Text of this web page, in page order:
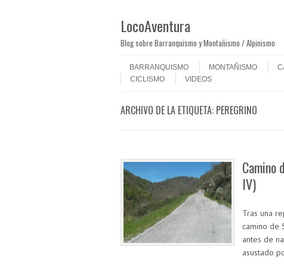
LocoAventura
Blog sobre Barranquismo y Montañismo / Alpinismo
Menú
BARRANQUISMO
MONTAÑISMO
CICLISMO
VIDEOS
ARCHIVO DE LA ETIQUETA: PEREGRINO
Camino
IV)
Tras una
camino de
antes de
asustado